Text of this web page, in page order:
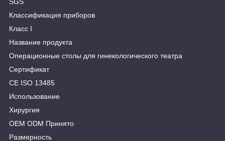
SGS
Классификация приборов
Класс I
Название продукта
Операционные столы для гинекологического театра
Сертификат
CE ISO 13485
Использование
Хирургия
OEM ODM Принято
Размерность